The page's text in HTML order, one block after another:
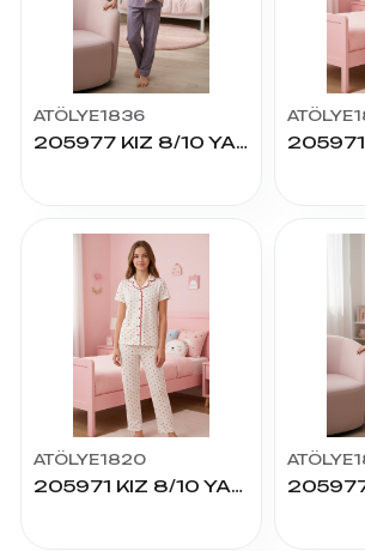
ATÖLYE1836
205977 KIZ 8/10 YAŞ K.KOL PİJAMA TAKIM
ATÖLYE1820
205971 KIZ 8/10 YAŞ K.KOL PİJAMA TAKIM